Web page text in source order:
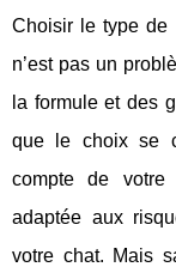
Choisir le type de
n’est pas un
la formule et des
que le choix se
compte de
adaptée aux
votre chat. Mais